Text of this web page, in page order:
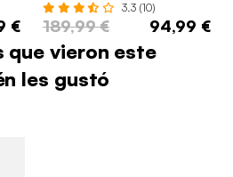
€
3.3 (10)
189,99 € 94,99 €
que vieron este
les gustó